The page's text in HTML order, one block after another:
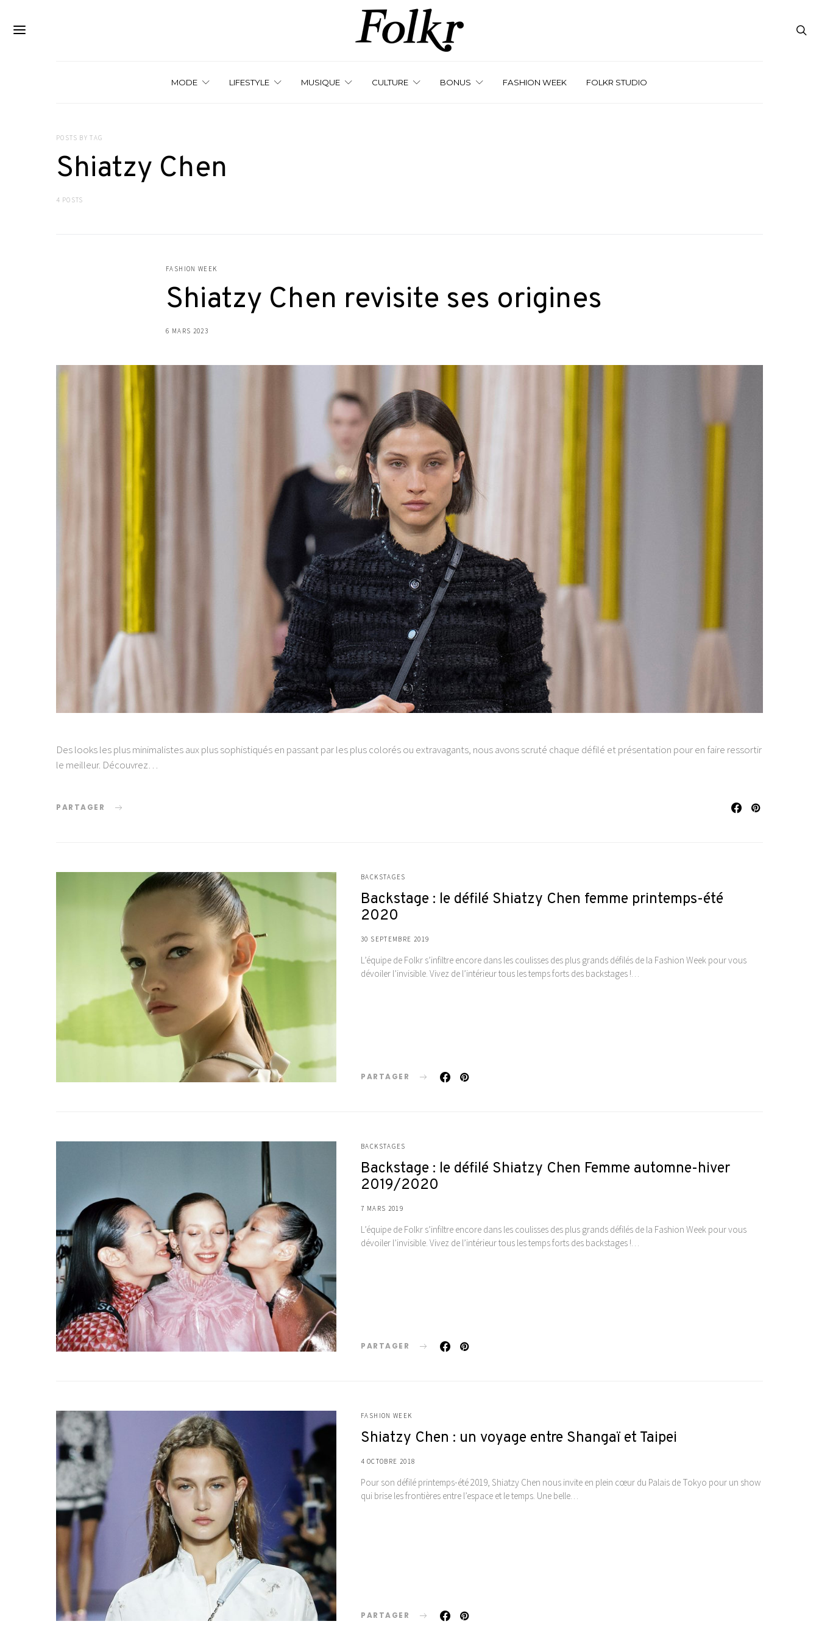
MODE LIFESTYLE MUSIQUE CULTURE BONUS FASHION WEEK FOLKR STUDIO
POSTS BY TAG
Shiatzy Chen
4 POSTS
FASHION WEEK
Shiatzy Chen revisite ses origines
6 MARS 2023
Des looks les plus minimalistes aux plus sophistiqués en passant par les plus colorés ou extravagants, nous avons scruté chaque défilé et présentation pour en faire ressortir
le meilleur. Découvrez…
PARTAGER
BACKSTAGES
Backstage : le défilé Shiatzy Chen femme printemps-été
2020
30 SEPTEMBRE 2019
L’équipe de Folkr s’infiltre encore dans les coulisses des plus grands défilés de la Fashion Week pour vous
dévoiler l’invisible. Vivez de l’intérieur tous les temps forts des backstages !…
PARTAGER
BACKSTAGES
Backstage : le défilé Shiatzy Chen Femme automne-hiver
2019/2020
7 MARS 2019
L’équipe de Folkr s’infiltre encore dans les coulisses des plus grands défilés de la Fashion Week pour vous
dévoiler l’invisible. Vivez de l’intérieur tous les temps forts des backstages !…
PARTAGER
FASHION WEEK
Shiatzy Chen : un voyage entre Shangaï et Taipei
4 OCTOBRE 2018
Pour son défilé printemps-été 2019, Shiatzy Chen nous invite en plein cœur du Palais de Tokyo pour un show
qui brise les frontières entre l’espace et le temps. Une belle…
PARTAGER